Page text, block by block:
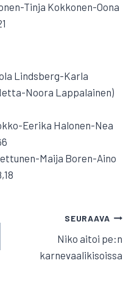
Tinja Kokkonen-Oona
Lindsberg-Karla
Noora Lappalainen)
Eerika Halonen-Nea
Maija Boren-Aino
SEURAAVA
Niko aitoi pe:n
karnevaalikisoissa